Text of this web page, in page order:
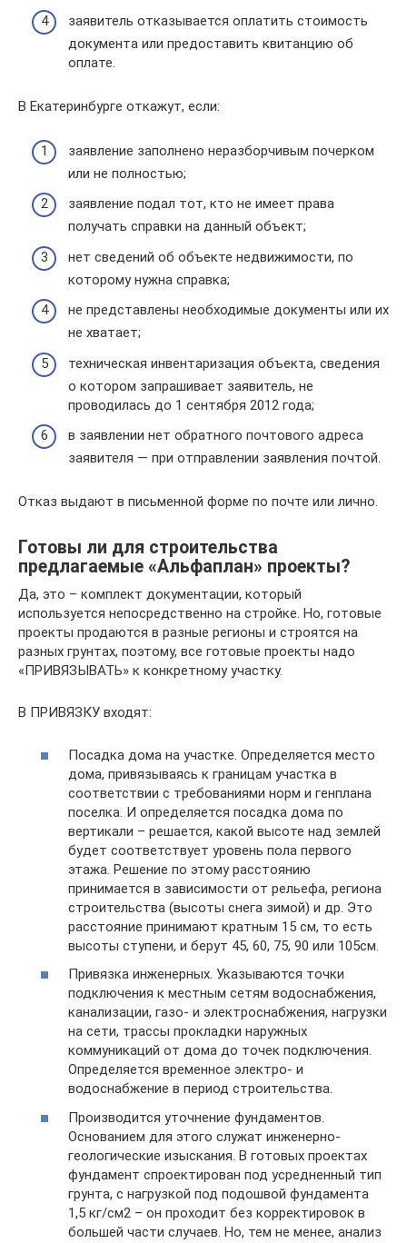
заявитель отказывается оплатить стоимость
документа или предоставить квитанцию об
оплате.
В Екатеринбурге откажут, если:
заявление заполнено неразборчивым почерком
или не полностью;
заявление подал тот, кто не имеет права
получать справки на данный объект;
нет сведений об объекте недвижимости, по
которому нужна справка;
не представлены необходимые документы или их
не хватает;
техническая инвентаризация объекта, сведения
о котором запрашивает заявитель, не
проводилась до 1 сентября 2012 года;
в заявлении нет обратного почтового адреса
заявителя — при отправлении заявления почтой.
Отказ выдают в письменной форме по почте или лично.
Готовы ли для строительства
предлагаемые «Альфаплан» проекты?
Да, это – комплект документации, который
используется непосредственно на стройке. Но, готовые
проекты продаются в разные регионы и строятся на
разных грунтах, поэтому, все готовые проекты надо
«ПРИВЯЗЫВАТЬ» к конкретному участку.
В ПРИВЯЗКУ входят:
Посадка дома на участке. Определяется место
дома, привязываясь к границам участка в
соответствии с требованиями норм и генплана
поселка. И определяется посадка дома по
вертикали – решается, какой высоте над землей
будет соответствует уровень пола первого
этажа. Решение по этому расстоянию
принимается в зависимости от рельефа, региона
строительства (высоты снега зимой) и др. Это
расстояние принимают кратным 15 см, то есть
высоты ступени, и берут 45, 60, 75, 90 или 105см.
Привязка инженерных. Указываются точки
подключения к местным сетям водоснабжения,
канализации, газо- и электроснабжения, нагрузки
на сети, трассы прокладки наружных
коммуникаций от дома до точек подключения.
Определяется временное электро- и
водоснабжение в период строительства.
Производится уточнение фундаментов.
Основанием для этого служат инженерно-
геологические изыскания. В готовых проектах
фундамент спроектирован под усредненный тип
грунта, с нагрузкой под подошвой фундамента
1,5 кг/см2 – он проходит без корректировок в
большей части случаев. Но, тем не менее, анализ